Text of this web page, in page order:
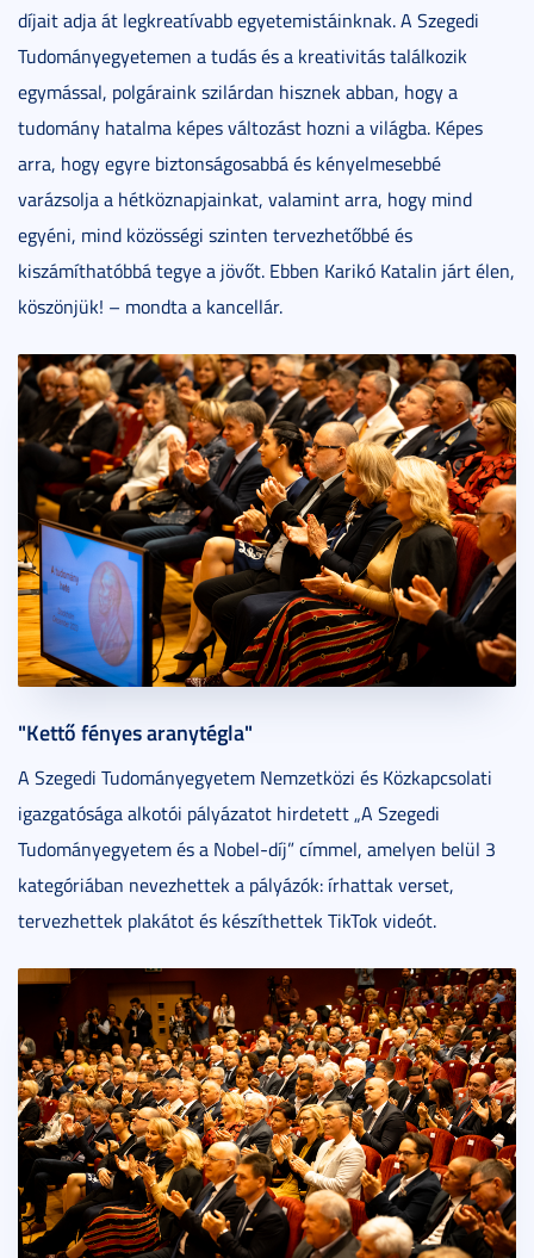
díjait adja át legkreatívabb egyetemistáinknak. A Szegedi
Tudományegyetemen a tudás és a kreativitás találkozik
egymással, polgáraink szilárdan hisznek abban, hogy a
tudomány hatalma képes változást hozni a világba. Képes
arra, hogy egyre biztonságosabbá és kényelmesebbé
varázsolja a hétköznapjainkat, valamint arra, hogy mind
egyéni, mind közösségi szinten tervezhetőbbé és
kiszámíthatóbbá tegye a jövőt. Ebben Karikó Katalin járt élen,
köszönjük! – mondta a kancellár.
"Kettő fényes aranytégla"
A Szegedi Tudományegyetem Nemzetközi és Közkapcsolati
igazgatósága alkotói pályázatot hirdetett „A Szegedi
Tudományegyetem és a Nobel-díj” címmel, amelyen belül 3
kategóriában nevezhettek a pályázók: írhattak verset,
tervezhettek plakátot és készíthettek TikTok videót.